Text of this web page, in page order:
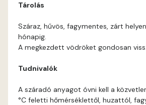
Fir D
Tárolás
Száraz, hűvös, fagymentes, zárt
hónapig.
A megkezdett vödröket gondosan
Tudnivalók
A száradó anyagot óvni kell a
°C feletti hőmérséklettől, huzattól,